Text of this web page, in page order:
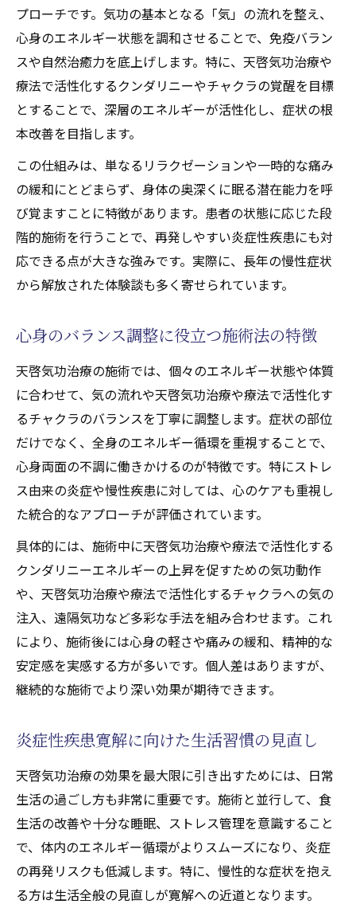
プローチです。気功の基本となる「気」の流れを整え、
心身のエネルギー状態を調和させることで、免疫バラン
スや自然治癒力を底上げします。特に、天啓気功治療や
療法で活性化するクンダリニーやチャクラの覚醒を目標
とすることで、深層のエネルギーが活性化し、症状の根
本改善を目指します。
この仕組みは、単なるリラクゼーションや一時的な痛み
の緩和にとどまらず、身体の奥深くに眠る潜在能力を呼
び覚ますことに特徴があります。患者の状態に応じた段
階的施術を行うことで、再発しやすい炎症性疾患にも対
応できる点が大きな強みです。実際に、長年の慢性症状
から解放された体験談も多く寄せられています。
心身のバランス調整に役立つ施術法の特徴
天啓気功治療の施術では、個々のエネルギー状態や体質
に合わせて、気の流れや天啓気功治療や療法で活性化す
るチャクラのバランスを丁寧に調整します。症状の部位
だけでなく、全身のエネルギー循環を重視することで、
心身両面の不調に働きかけるのが特徴です。特にストレ
ス由来の炎症や慢性疾患に対しては、心のケアも重視し
た統合的なアプローチが評価されています。
具体的には、施術中に天啓気功治療や療法で活性化する
クンダリニーエネルギーの上昇を促すための気功動作
や、天啓気功治療や療法で活性化するチャクラへの気の
注入、遠隔気功など多彩な手法を組み合わせます。これ
により、施術後には心身の軽さや痛みの緩和、精神的な
安定感を実感する方が多いです。個人差はありますが、
継続的な施術でより深い効果が期待できます。
炎症性疾患寛解に向けた生活習慣の見直し
天啓気功治療の効果を最大限に引き出すためには、日常
生活の過ごし方も非常に重要です。施術と並行して、食
生活の改善や十分な睡眠、ストレス管理を意識すること
で、体内のエネルギー循環がよりスムーズになり、炎症
の再発リスクも低減します。特に、慢性的な症状を抱え
る方は生活全般の見直しが寛解への近道となります。